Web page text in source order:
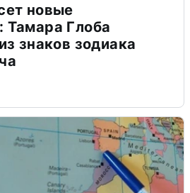
новые
Тамара Глоба
знаков зодиака